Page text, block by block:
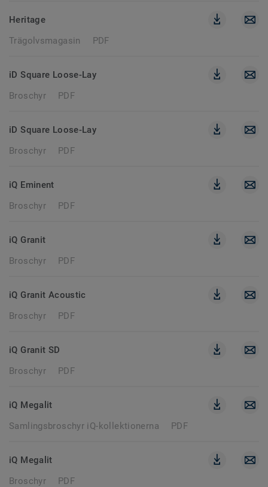
Heritage
Trägolvsmagasin
PDF
iD Square Loose-Lay
Broschyr
PDF
iD Square Loose-Lay
Broschyr
PDF
iQ Eminent
Broschyr
PDF
iQ Granit
Broschyr
PDF
iQ Granit Acoustic
Broschyr
PDF
iQ Granit SD
Broschyr
PDF
iQ Megalit
Samlingsbroschyr iQ-kollektionerna
PDF
iQ Megalit
Broschyr
PDF